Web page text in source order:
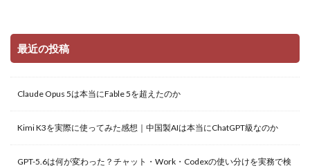
最近の投稿
Claude Opus 5は本当にFable 5を超えたのか
Kimi K3を実際に使ってみた感想｜中国製AIは本当にChatGPT級なのか
GPT-5.6は何が変わった？チャット・Work・Codexの使い分けを実務で検